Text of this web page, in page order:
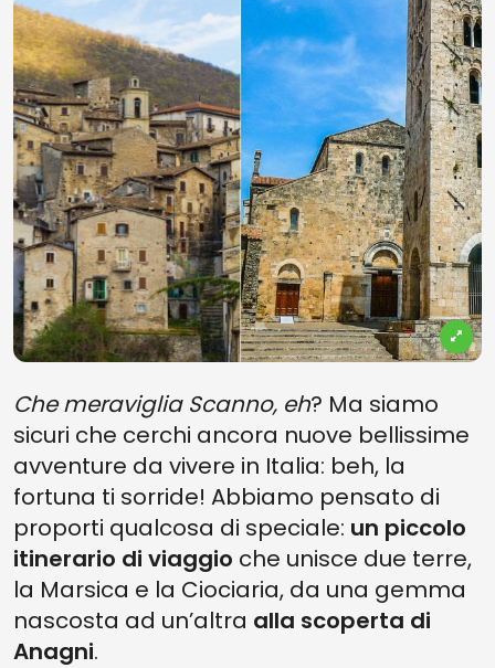
Che meraviglia Scanno, eh? Ma siamo
sicuri che cerchi ancora nuove bellissime
avventure da vivere in Italia: beh, la
fortuna ti sorride! Abbiamo pensato di
proporti qualcosa di speciale: un piccolo
itinerario di viaggio che unisce due terre,
la Marsica e la Ciociaria, da una gemma
nascosta ad un’altra alla scoperta di
Anagni.